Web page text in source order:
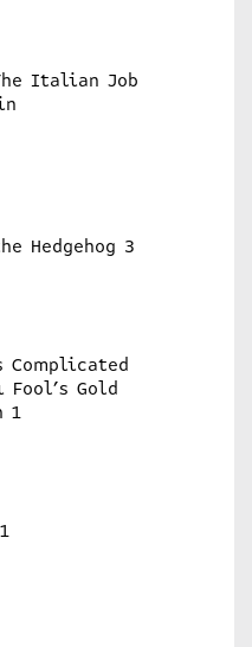
Italian Job
Hedgehog 3
Complicated
Fool’s Gold
1